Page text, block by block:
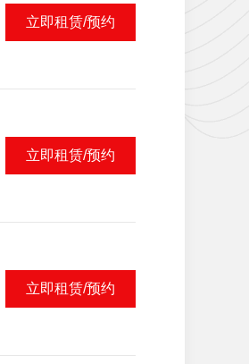
立即租赁/预约
立即租赁/预约
立即租赁/预约